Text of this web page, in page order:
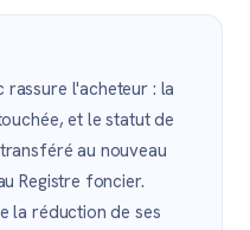
rassure l'acheteur : la
et le statut de
au nouveau
Registre foncier.
la réduction de ses